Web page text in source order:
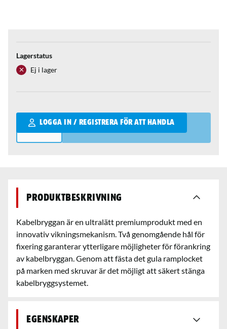
Lagerstatus
Ej i lager
LOGGA IN / REGISTRERA FÖR ATT HANDLA
Qantity
Produktbeskrivning
Kabelbryggan är en ultralätt premiumprodukt med en
innovativ vikningsmekanism. Två genomgående hål för
fixering garanterar ytterligare möjligheter för förankring
av kabelbryggan. Genom att fästa det gula ramplocket
på marken med skruvar är det möjligt att säkert stänga
kabelbryggsystemet.
Egenskaper